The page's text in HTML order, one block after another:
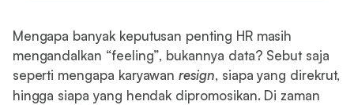
Mengapa banyak keputusan penting HR masih
mengandalkan “feeling”, bukannya data? Sebut saja
seperti mengapa karyawanresign, siapa yang direkrut,
hingga siapa yang hendak dipromosikan. Di zaman